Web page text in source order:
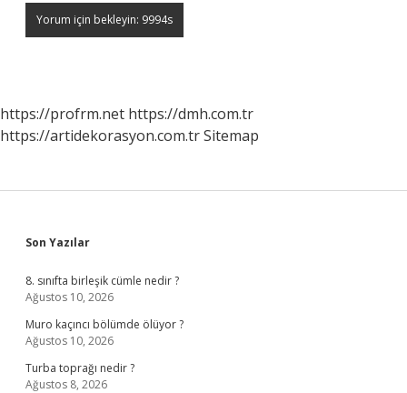
https://profrm.net https://dmh.com.tr
https://artidekorasyon.com.trSitemap
Sidebar
Son Yazılar
8. sınıfta birleşik cümle nedir ?
Ağustos 10, 2026
Muro kaçıncı bölümde ölüyor ?
Ağustos 10, 2026
Turba toprağı nedir ?
Ağustos 8, 2026